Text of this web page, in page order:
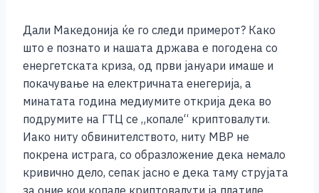
Дали Македонија ќе го следи примерот? Како
што е познато и нашата држава е погодена со
енергетската криза, од први јануари имаше и
покачување на електричната енегерија, а
минатата година медиумите открија дека во
подрумите на ГТЦ се „копале“ криптовалути.
Иако ниту обвинителството, ниту МВР не
покрена истрага, со образложение дека немало
кривично дело, сепак јасно е дека таму струјата